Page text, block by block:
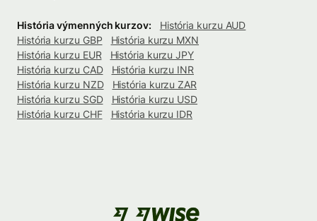
História výmenných kurzov:
História kurzu AUD
História kurzu GBP
História kurzu MXN
História kurzu EUR
História kurzu JPY
História kurzu CAD
História kurzu INR
História kurzu NZD
História kurzu ZAR
História kurzu SGD
História kurzu USD
História kurzu CHF
História kurzu IDR